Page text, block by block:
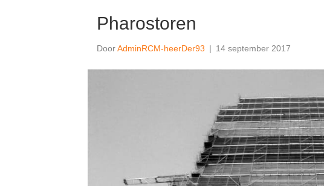
Pharostoren
DoorAdminRCM-heerDer93 | 14 september 2017